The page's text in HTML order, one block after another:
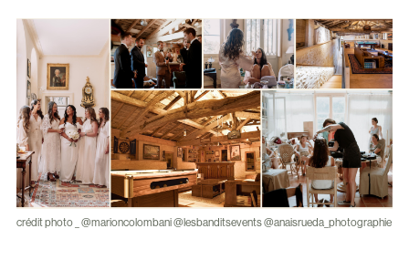
crédit photo _ @marioncolombani @lesbanditsevents @anaisrueda_photographie